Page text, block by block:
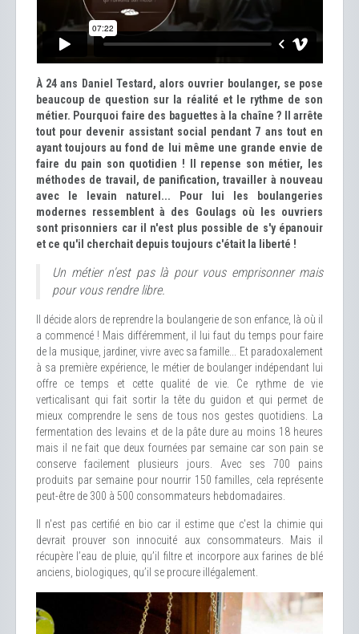
À 24 ans Daniel Testard, alors ouvrier boulanger, se pose
beaucoup de question sur la réalité et le rythme de son
métier. Pourquoi faire des baguettes à la chaîne ? Il arrête
tout pour devenir assistant social pendant 7 ans tout en
ayant toujours au fond de lui même une grande envie de
faire du pain son quotidien ! Il repense son métier, les
méthodes de travail, de panification, travailler à nouveau
avec le levain naturel... Pour lui les boulangeries
modernes ressemblent à des Goulags où les ouvriers
sont prisonniers car il n'est plus possible de s'y épanouir
et ce qu'il cherchait depuis toujours c'était la liberté !
Un métier n'est pas là pour vous emprisonner mais
pour vous rendre libre.
Il décide alors de reprendre la boulangerie de son enfance, là où il
a commencé ! Mais différemment, il lui faut du temps pour faire
de la musique, jardiner, vivre avec sa famille... Et paradoxalement
à sa première expérience, le métier de boulanger indépendant lui
offre ce temps et cette qualité de vie. Ce rythme de vie
verticalisant qui fait sortir la tête du guidon et qui permet de
mieux comprendre le sens de tous nos gestes quotidiens. La
fermentation des levains et de la pâte dure au moins 18 heures
mais il ne fait que deux fournées par semaine car son pain se
conserve facilement plusieurs jours. Avec ses 700 pains
produits par semaine pour nourrir 150 familles, cela représente
peut-être de 300 à 500 consommateurs hebdomadaires.
Il n'est pas certifié en bio car il estime que c'est la chimie qui
devrait prouver son innocuité aux consommateurs. Mais il
récupère l’eau de pluie, qu’il filtre et incorpore aux farines de blé
anciens, biologiques, qu’il se procure illégalement.